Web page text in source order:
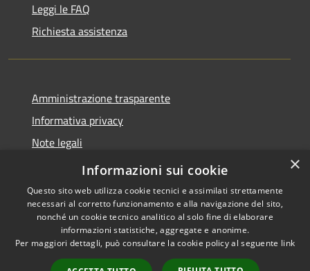
Leggi le FAQ
Richiesta assistenza
Amministrazione trasparente
Informativa privacy
Note legali
Dichiarazione di accessibilità
Accessibilità
Copyright © 2026 • Comune di
Ploaghe • Powered by
×
Informazioni sui cookie
Questo sito web utilizza cookie tecnici e assimilati strettamente
necessari al corretto funzionamento e alla navigazione del sito,
nonché un cookie tecnico analitico al solo fine di elaborare
informazioni statistiche, aggregate e anonime.
Per maggiori dettagli, può consultare la cookie policy al seguente link